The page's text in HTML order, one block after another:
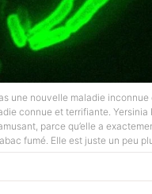
une nouvelle maladie
connue et terrifiante. Yersinia
parce qu’elle a
fumé. Elle est juste un peu